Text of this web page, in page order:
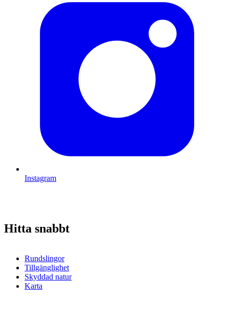
Instagram
Hitta snabbt
Rundslingor
Tillgänglighet
Skyddad natur
Karta